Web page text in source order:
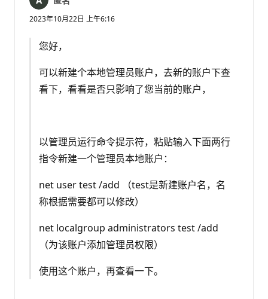
2023年10月22日 上午6:16
您好，
可以新建个本地管理员账户，去新的账户下查
看下，看看是否只影响了您当前的账户，
以管理员运行命令提示符，粘贴输入下面两行
指令新建一个管理员本地账户：
net user test /add （test是新建账户名，名
称根据需要都可以修改）
net localgroup administrators test /add
（为该账户添加管理员权限）
使用这个账户，再查看一下。